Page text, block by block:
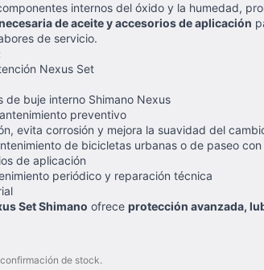
internos del óxido y la humedad,
de aceite y accesorios de aplicación
de servicio.
Nexus Set
de buje interno Shimano Nexus
preventivo
evita corrosión y mejora la suavidad del
de bicicletas urbanas o de paseo
de aplicación
periódico y reparación técnica
Set Shimano ofrece protección avanzada,
de stock.